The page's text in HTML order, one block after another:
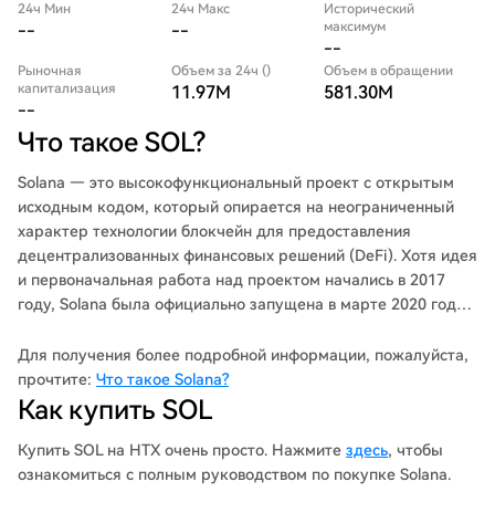
24ч Мин
--
24ч Макс
--
Исторический
максимум
--
Рыночная
капитализация
--
Объем за 24ч ()
11.97M
Объем в обращении
581.30M
Что такое SOL?
Solana — это высокофункциональный проект с открытым
исходным кодом, который опирается на неограниченный
характер технологии блокчейн для предоставления
децентрализованных финансовых решений (DeFi). Хотя идея
и первоначальная работа над проектом начались в 2017
году, Solana была официально запущена в марте 2020 года
Швейцария. Чтобы узнать больше об этом проекте,
ознакомьтесь с нашим глубоким отчетом о Solana. Протокол
Solana разработан для облегчения создания
децентрализованных приложений (DApp). Он направлен на
улучшение масштабируемости путем внедрения консенсуса
proof-of-history (PoH) в сочетании с базовым консенсусом
Для получения более подробной информации, пожалуйста,
прочтите: Что такое Solana?
Как купить SOL
Купить SOL на HTX очень просто. Нажмите здесь, чтобы
ознакомиться с полным руководством по покупке Solana.